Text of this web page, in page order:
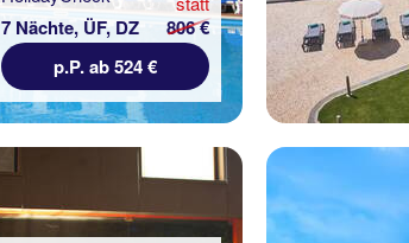
7 Nächte, ÜF, DZ
806 €
p.P. ab 524 €